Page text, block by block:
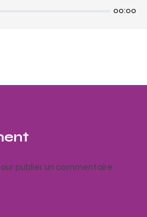
00:00
publier un commentaire.